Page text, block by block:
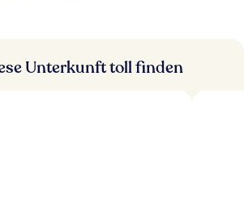
Unterkunft toll finden